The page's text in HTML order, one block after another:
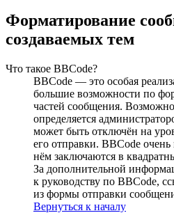
Форматирование
создаваемых тем
Что такое BBCode?
BBCode — это особая
большие возможности по
частей сообщения.
определяется
может быть отключён на
его отправки. BBCode
нём заключаются в
За дополнительной
к руководству по BBCode,
из формы отправки
Вернуться к началу